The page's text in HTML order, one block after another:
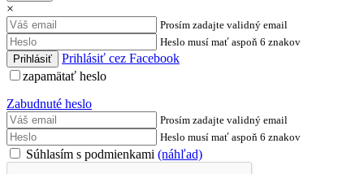
×
Prosím zadajte validný email
Heslo musí mať aspoň 6 znakov
Prihlásiť cez Facebook
zapamätať heslo
Zabudnuté heslo
Prosím zadajte validný email
Heslo musí mať aspoň 6 znakov
Súhlasím s podmienkami (náhľad)